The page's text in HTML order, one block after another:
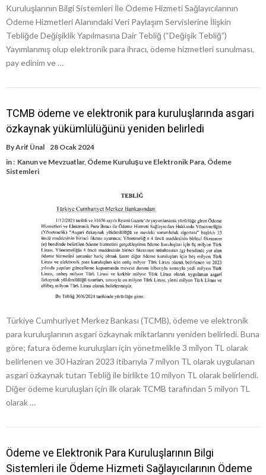
Kuruluşlarının Bilgi Sistemleri İle Ödeme Hizmeti Sağlayıcılarının
Ödeme Hizmetleri Alanındaki Veri Paylaşım Servislerine İlişkin
Tebliğde Değişiklik Yapılmasına Dair Tebliğ (“Değişik Tebliğ”)
Yayımlanmış olup elektronik para ihracı, ödeme hizmetleri sunulması,
pay edinim ve …
TCMB ödeme ve elektronik para kuruluşlarında asgari
özkaynak yükümlülüğünü yeniden belirledi
ByArif Ünal
28 Ocak 2024
in : Kanun ve Mevzuatlar, Ödeme Kuruluşu ve Elektronik Para Ödeme
Sistemleri
Türkiye Cumhuriyet Merkez Bankası (TCMB), ödeme ve elektronik
para kuruluşlarının asgari özkaynak miktarlarını yeniden belirledi. Buna
göre; fatura ödeme kuruluşları için yönetmelikle 3 milyon TL olarak
belirlenen ve 30 Haziran 2023 itibarıyla 7 milyon TL olarak uygulanan
asgari özkaynak tutarı Tebliğ ile birlikte 10 milyon TL olarak belirlendi.
Diğer ödeme kuruluşları için ilk olarak TCMB tarafından 5 milyon TL
olarak …
Ödeme ve Elektronik Para Kuruluşlarının Bilgi
Sistemleri ile Ödeme Hizmeti Sağlayıcılarının Ödeme